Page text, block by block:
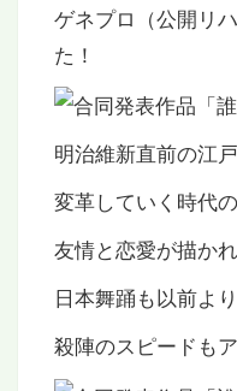
ゲネプロ（公開リ
た！
明治維新直前の江
変革していく時代
友情と恋愛が描かれ
日本舞踊も以前よ
殺陣のスピードも